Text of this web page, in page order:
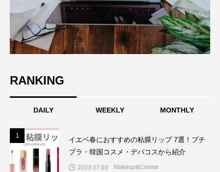
RANKING
DAILY WEEKLY MONTHLY
1
イエベ春におすすめの粘膜リップ 7選！プチ
プラ・韓国コスメ・デパコスから紹介
2023.07.03 Makeup&Cosme